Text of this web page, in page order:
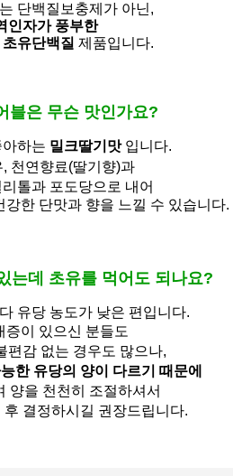
단백질보충제가 아닌,
인자가 풍부한
유단백질 제품입니다.
블은 무슨 맛인가요?
하는 밀크딸기맛입니다.
, 천연향료(딸기향)과
톨과 포도당으로 내어
강한 단맛과 향을 느낄 수 있습니다.
는데 초유를 먹어도 되나요?
유당 농도가 낮은 편입니다.
증이 있으신 분들도
편감 없는 경우도 많으나,
한 유당의 양이 다르기 때문에
양을 천천히 조절하셔서
후 결정하시길 권장드립니다.